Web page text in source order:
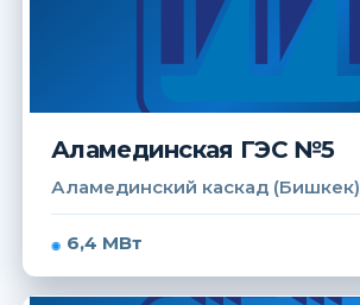
Аламединская ГЭС №5
Аламединский каскад (Бишкек)
6,4 МВт